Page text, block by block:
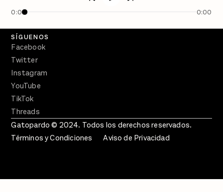
0:00 0:00
Crecer en Distopía
SÍGUENOS
Facebook
Twitter
Instagram
YouTube
TikTok
Threads
Gatopardo © 2024. Todos los derechos reservados.
Términos y Condiciones
Aviso de Privacidad